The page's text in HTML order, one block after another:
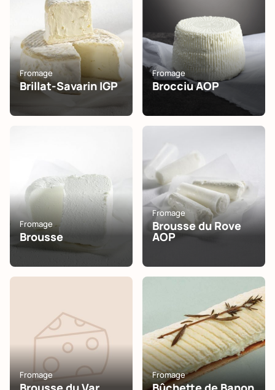
Fromage
Brillat-Savarin IGP
Fromage
Brocciu AOP
Fromage
Brousse
Fromage
Brousse du Rove
AOP
Fromage Fromage